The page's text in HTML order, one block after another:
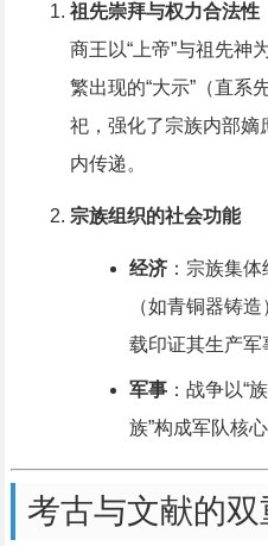
祖先崇拜与权力合法性
商王以“上帝”与祖先神
繁出现的“大示”（直系
祀，强化了宗族内部嫡
内传递。
宗族组织的社会功能
经济：宗族集体
（如青铜器铸
载印证其生产军
军事：战争以“
族”构成军队核
考古与文献的双